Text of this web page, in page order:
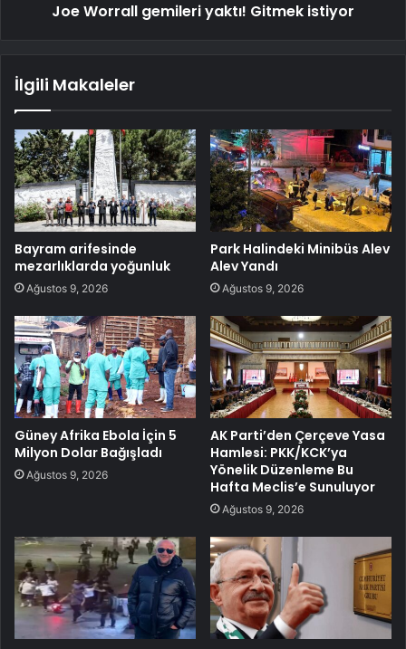
Joe Worrall gemileri yaktı! Gitmek istiyor
İlgili Makaleler
Bayram arifesinde
mezarlıklarda yoğunluk
Ağustos 9, 2026
Park Halindeki Minibüs Alev
Alev Yandı
Ağustos 9, 2026
Güney Afrika Ebola İçin 5
Milyon Dolar Bağışladı
Ağustos 9, 2026
AK Parti’den Çerçeve Yasa
Hamlesi: PKK/KCK’ya
Yönelik Düzenleme Bu
Hafta Meclis’e Sunuluyor
Ağustos 9, 2026